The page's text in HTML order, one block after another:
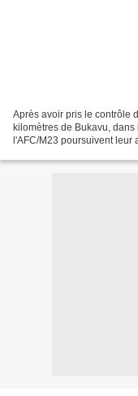
Après avoir pris le contrôle
kilomètres de Bukavu,
l'AFC/M23 poursuivent leur